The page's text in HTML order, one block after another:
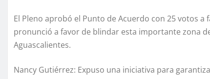
El Pleno aprobó el Punto de Acuerdo con 25 votos
pronunció a favor de blindar esta importante zona
Aguascalientes.
Nancy Gutiérrez: Expuso una iniciativa para